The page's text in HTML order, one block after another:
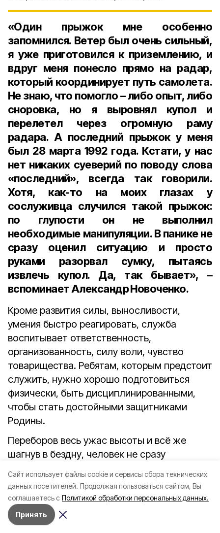
Cайт использует файлы cookie и сервисы сбора технических
данных посетителей. Продолжая пользоваться сайтом, Вы
соглашаетесь с Политикой обработки персональных данных.
Принять
«Один прыжок мне особенно
запомнился. Ветер был очень сильный,
я уже приготовился к приземлению, и
вдруг меня понесло прямо на радар,
который координирует путь самолета.
Не знаю, что помогло – либо опыт, либо
сноровка, но я выровнял купол и
перелетел через огромную раму
радара. А последний прыжок у меня
был 28 марта 1992 года. Кстати, у нас
нет никаких суеверий по поводу слова
«последний», всегда так говорили.
Хотя, как-то на моих глазах у
сослуживца случился такой прыжок:
по глупости он не выполнил
необходимые манипуляции. В панике не
сразу оценил ситуацию и просто
руками разорвал сумку, пытаясь
извлечь купол. Да, так бывает», –
вспоминает Александр Новоченко.
Кроме развития силы, выносливости,
умения быстро реагировать, служба
воспитывает ответственность,
организованность, силу воли, чувство
товарищества. Ребятам, которым предстоит
служить, нужно хорошо подготовиться
физически, быть дисциплинированными,
чтобы стать достойными защитниками
Родины.
Переборов весь ужас высоты и всё же
шагнув в бездну, человек не сразу
отделении парашютиста от самолета, из
камеры, закрепленной при помощи
карабина за трос, вытягивается и вводится
в действие стабилизирующий купол, затем